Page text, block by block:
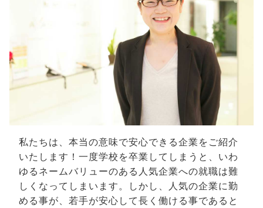
私たちは、本当の意味で安心できる企業をご紹介
いたします！一度学校を卒業してしまうと、いわ
ゆるネームバリューのある人気企業への就職は難
しくなってしまいます。しかし、人気の企業に勤
める事が、若手が安心して長く働ける事であると